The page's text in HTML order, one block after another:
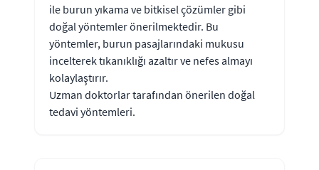
ile burun yıkama ve bitkisel çözümler gibi
doğal yöntemler önerilmektedir. Bu
yöntemler, burun pasajlarındaki mukusu
incelterek tıkanıklığı azaltır ve nefes almayı
kolaylaştırır.
Uzman doktorlar tarafından önerilen doğal
tedavi yöntemleri.